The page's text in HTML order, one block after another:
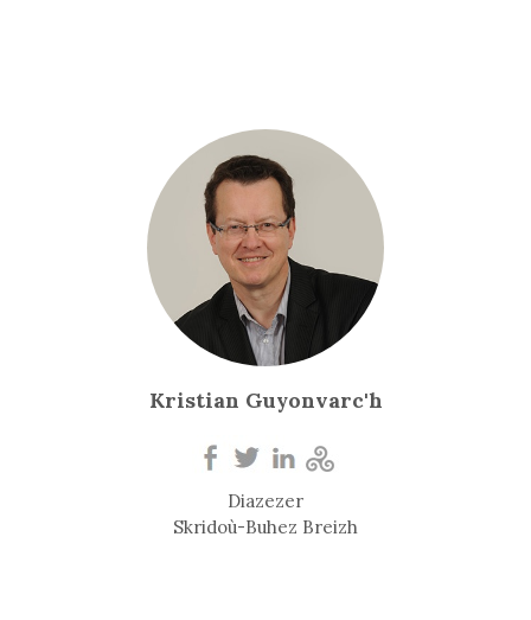
Kristian Guyonvarc'h
Diazezer
Skridoù-Buhez Breizh